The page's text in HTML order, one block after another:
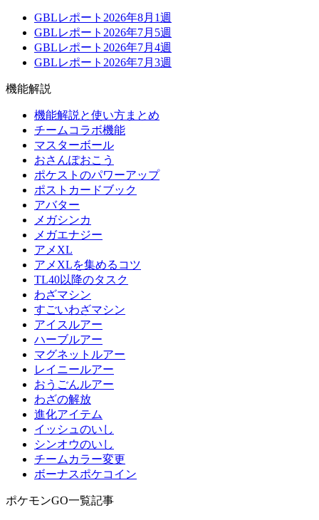
GBLレポート2026年8月1週
GBLレポート2026年7月5週
GBLレポート2026年7月4週
GBLレポート2026年7月3週
機能解説
機能解説と使い方まとめ
チームコラボ機能
マスターボール
おさんぽおこう
ポケストのパワーアップ
ポストカードブック
アバター
メガシンカ
メガエナジー
アメXL
アメXLを集めるコツ
TL40以降のタスク
わざマシン
すごいわざマシン
アイスルアー
ハーブルアー
マグネットルアー
レイニールアー
おうごんルアー
わざの解放
進化アイテム
イッシュのいし
シンオウのいし
チームカラー変更
ボーナスポケコイン
ポケモンGO一覧記事